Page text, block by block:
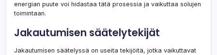
energian puute voi hidastaa tätä prosessia ja vaikuttaa solujen
toimintaan.
Jakautumisen säätelytekijät
Jakautumisen säätelyssä on useita tekijöitä, jotka vaikuttavat